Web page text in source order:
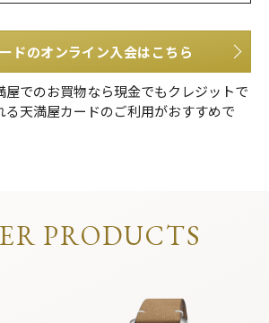
ドのオンライン入会はこちら
屋でのお買物なら現金でもクレジットで
る天満屋カードのご利用がおすすめで
PRODUCTS